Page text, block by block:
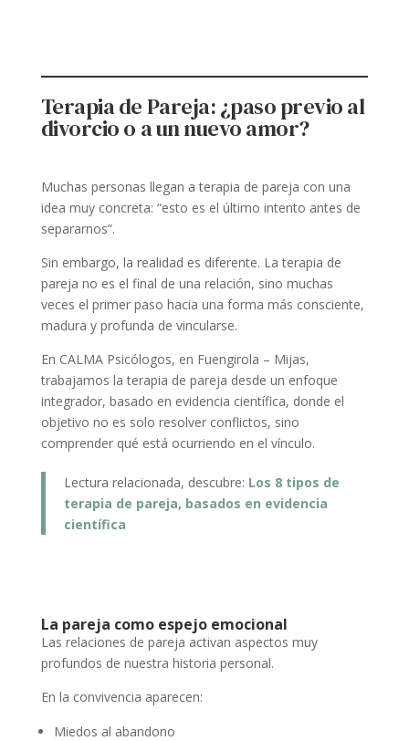
Terapia de Pareja: ¿paso previo al
divorcio o a un nuevo amor?
Muchas personas llegan a terapia de pareja con una
idea muy concreta: “esto es el último intento antes de
separarnos”.
Sin embargo, la realidad es diferente. La terapia de
pareja no es el final de una relación, sino muchas
veces el primer paso hacia una forma más consciente,
madura y profunda de vincularse.
En CALMA Psicólogos, en Fuengirola – Mijas,
trabajamos la terapia de pareja desde un enfoque
integrador, basado en evidencia científica, donde el
objetivo no es solo resolver conflictos, sino
comprender qué está ocurriendo en el vínculo.
Lectura relacionada, descubre: Los 8 tipos de
terapia de pareja, basados en evidencia
científica
La pareja como espejo emocional
Las relaciones de pareja activan aspectos muy
profundos de nuestra historia personal.
En la convivencia aparecen:
Miedos al abandono